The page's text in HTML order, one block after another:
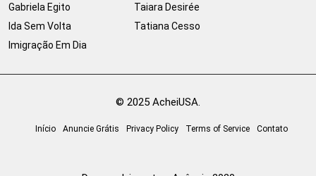
Gabriela Egito
Ida Sem Volta
Imigração Em Dia
Taiara Desirée
Tatiana Cesso
© 2025 AcheiUSA.
Início Anuncie Grátis Privacy Policy Terms of Service Contato